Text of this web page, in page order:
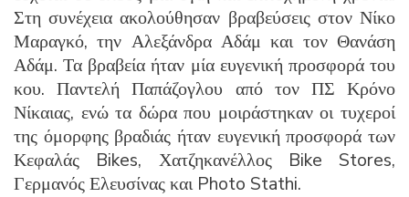
Στη συνέχεια ακολούθησαν βραβεύσεις στον Νίκο
Μαραγκό, την Αλεξάνδρα Αδάμ και τον Θανάση
Αδάμ. Τα βραβεία ήταν μία ευγενική προσφορά του
κου. Παντελή Παπάζογλου από τον ΠΣ Κρόνο
Νίκαιας, ενώ τα δώρα που μοιράστηκαν οι τυχεροί
της όμορφης βραδιάς ήταν ευγενική προσφορά των
Κεφαλάς Bikes, Χατζηκανέλλος Bike Stores,
Γερμανός Ελευσίνας και Photo Stathi.